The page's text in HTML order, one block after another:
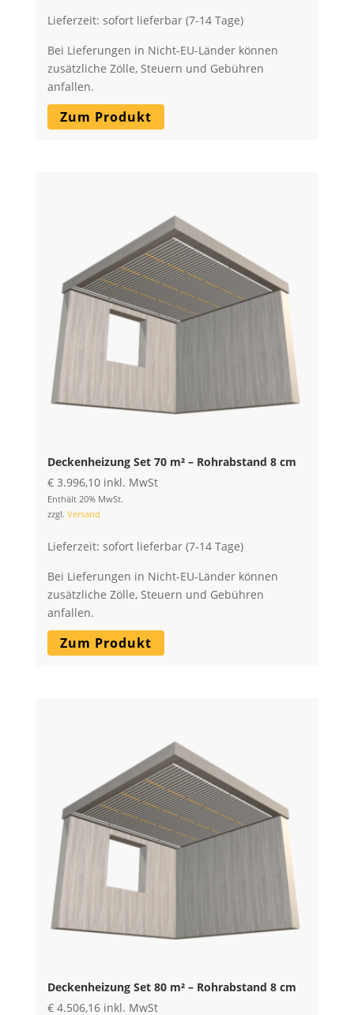
Lieferzeit: sofort lieferbar (7-14 Tage)
Bei Lieferungen in Nicht-EU-Länder können
zusätzliche Zölle, Steuern und Gebühren
anfallen.
Zum Produkt
Deckenheizung Set 70 m² – Rohrabstand 8 cm
€3.996,10 inkl. MwSt
Enthält 20% MwSt.
zzgl. Versand
Lieferzeit: sofort lieferbar (7-14 Tage)
Bei Lieferungen in Nicht-EU-Länder können
zusätzliche Zölle, Steuern und Gebühren
anfallen.
Zum Produkt
Deckenheizung Set 80 m² – Rohrabstand 8 cm
€4.506,16 inkl. MwSt